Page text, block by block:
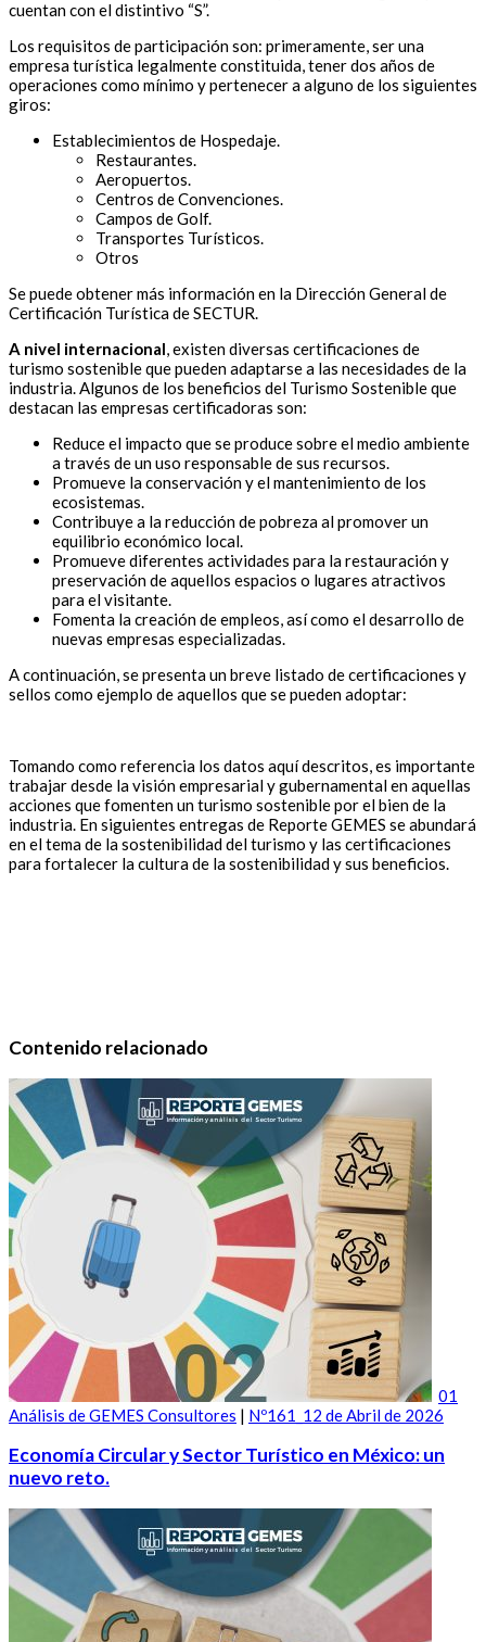
cuentan con el distintivo “S”.
Los requisitos de participación son: primeramente, ser una
empresa turística legalmente constituida, tener dos años de
operaciones como mínimo y pertenecer a alguno de los siguientes
giros:
Establecimientos de Hospedaje.
Restaurantes.
Aeropuertos.
Centros de Convenciones.
Campos de Golf.
Transportes Turísticos.
Otros
Se puede obtener más información en la Dirección General de
Certificación Turística de SECTUR.
A nivel internacional , existen diversas certificaciones de
turismo sostenible que pueden adaptarse a las necesidades de la
industria. Algunos de los beneficios del Turismo Sostenible que
destacan las empresas certificadoras son:
Reduce el impacto que se produce sobre el medio ambiente
a través de un uso responsable de sus recursos.
Promueve la conservación y el mantenimiento de los
ecosistemas.
Contribuye a la reducción de pobreza al promover un
equilibrio económico local.
Promueve diferentes actividades para la restauración y
preservación de aquellos espacios o lugares atractivos
para el visitante.
Fomenta la creación de empleos, así como el desarrollo de
nuevas empresas especializadas.
A continuación, se presenta un breve listado de certificaciones y
sellos como ejemplo de aquellos que se pueden adoptar:
Tomando como referencia los datos aquí descritos, es importante
trabajar desde la visión empresarial y gubernamental en aquellas
acciones que fomenten un turismo sostenible por el bien de la
industria. En siguientes entregas de Reporte GEMES se abundará
en el tema de la sostenibilidad del turismo y las certificaciones
para fortalecer la cultura de la sostenibilidad y sus beneficios.
Contenido relacionado
01
Análisis de GEMES Consultores | Nº161_12 de Abril de 2026
Economía Circular y Sector Turístico en México: un
nuevo reto.